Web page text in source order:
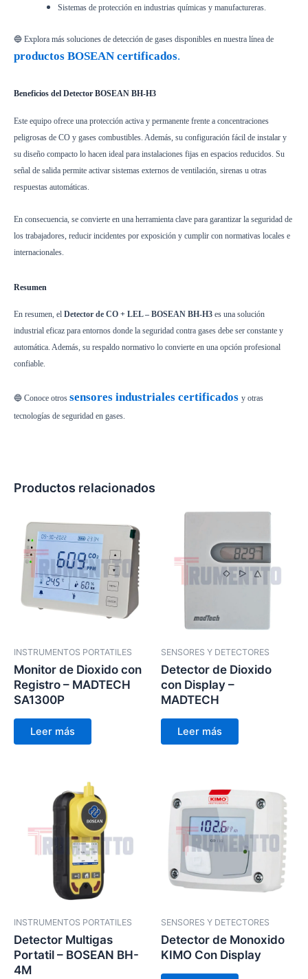
Sistemas de protección en industrias químicas y manufactureras.
🔵 Explora más soluciones de detección de gases disponibles en nuestra línea de
productos BOSEAN certificados.
Beneficios del Detector BOSEAN BH-H3
Este equipo ofrece una protección activa y permanente frente a concentraciones
peligrosas de CO y gases combustibles. Además, su configuración fácil de instalar y
su diseño compacto lo hacen ideal para instalaciones fijas en espacios reducidos. Su
señal de salida permite activar sistemas externos de ventilación, sirenas u otras
respuestas automáticas.
En consecuencia, se convierte en una herramienta clave para garantizar la seguridad de
los trabajadores, reducir incidentes por exposición y cumplir con normativas locales e
internacionales.
Resumen
En resumen, el Detector de CO + LEL – BOSEAN BH-H3 es una solución
industrial eficaz para entornos donde la seguridad contra gases debe ser constante y
automática. Además, su respaldo normativo lo convierte en una opción profesional
confiable.
🔵 Conoce otros sensores industriales certificados y otras
tecnologías de seguridad en gases.
Productos relacionados
INSTRUMENTOS PORTATILES
Monitor de Dioxido con
Registro – MADTECH
SA1300P
Leer más
SENSORES Y DETECTORES
Detector de Dioxido
con Display –
MADTECH
Leer más
INSTRUMENTOS PORTATILES
Detector Multigas
Portatil – BOSEAN BH-
4M
SENSORES Y DETECTORES
Detector de Monoxido
KIMO Con Display